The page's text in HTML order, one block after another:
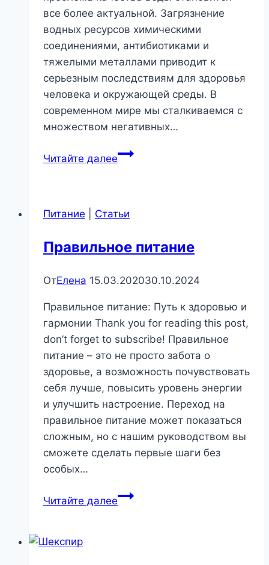
все более актуальной. Загрязнение
водных ресурсов химическими
соединениями, антибиотиками и
тяжелыми металлами приводит к
серьезным последствиям для здоровья
человека и окружающей среды. В
современном мире мы сталкиваемся с
множеством негативных…
Читайте далееЗдоровье
Питание
Статьи
Правильное питание
ОтЕлена 15.03.202030.10.2024
Правильное питание: Путь к здоровью и
гармонии Thank you for reading this post,
don’t forget to subscribe! Правильное
питание – это не просто забота о
здоровье, а возможность почувствовать
себя лучше, повысить уровень энергии
и улучшить настроение. Переход на
правильное питание может показаться
сложным, но с нашим руководством вы
сможете сделать первые шаги без
особых…
Читайте далееПравильное